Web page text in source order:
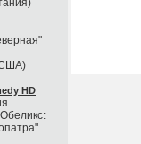
США)
HD